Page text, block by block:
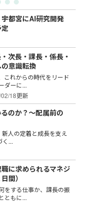
都宮にAI研究開発
次長・課長・係長・
意識転換
これからの時代をリード
ダーに...
18更新
のか？～配属前の
人の定着と成長を支え
く...
に求められるマネジ
間）
をする仕事か、課長の振
ともに...